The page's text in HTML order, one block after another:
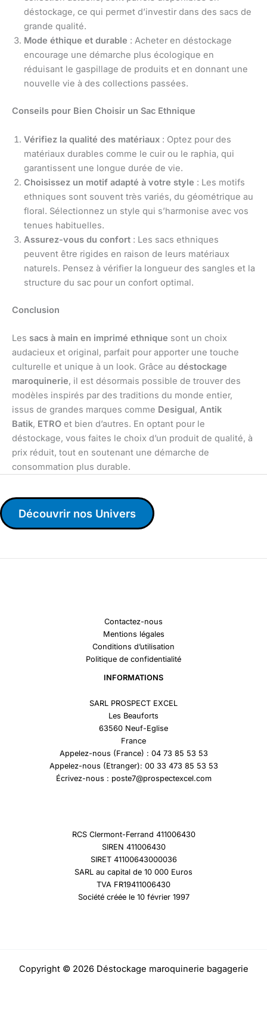
déstockage, ce qui permet d’investir dans des sacs de
grande qualité.
Mode éthique et durable : Acheter en déstockage
encourage une démarche plus écologique en
réduisant le gaspillage de produits et en donnant une
nouvelle vie à des collections passées.
Conseils pour Bien Choisir un Sac Ethnique
Vérifiez la qualité des matériaux : Optez pour des
matériaux durables comme le cuir ou le raphia, qui
garantissent une longue durée de vie.
Choisissez un motif adapté à votre style : Les motifs
ethniques sont souvent très variés, du géométrique au
floral. Sélectionnez un style qui s’harmonise avec vos
tenues habituelles.
Assurez-vous du confort : Les sacs ethniques
peuvent être rigides en raison de leurs matériaux
naturels. Pensez à vérifier la longueur des sangles et la
structure du sac pour un confort optimal.
Conclusion
Les sacs à main en imprimé ethnique sont un choix
audacieux et original, parfait pour apporter une touche
culturelle et unique à un look. Grâce au déstockage
maroquinerie, il est désormais possible de trouver des
modèles inspirés par des traditions du monde entier,
issus de grandes marques comme Desigual, Antik
Batik, ETRO et bien d’autres. En optant pour le
déstockage, vous faites le choix d’un produit de qualité, à
prix réduit, tout en soutenant une démarche de
consommation plus durable.
Découvrir nos Univers
Contactez-nous
Mentions légales
Conditions d’utilisation
Politique de confidentialité
INFORMATIONS
SARL PROSPECT EXCEL
Les Beauforts
63560 Neuf-Eglise
France
Appelez-nous (France) : 04 73 85 53 53
Appelez-nous (Etranger): 00 33 473 85 53 53
Écrivez-nous : poste7@prospectexcel.com
RCS Clermont-Ferrand 411006430
SIREN 411006430
SIRET 41100643000036
SARL au capital de 10 000 Euros
TVA FR19411006430
Société créée le 10 février 1997
Copyright © 2026 Déstockage maroquinerie bagagerie